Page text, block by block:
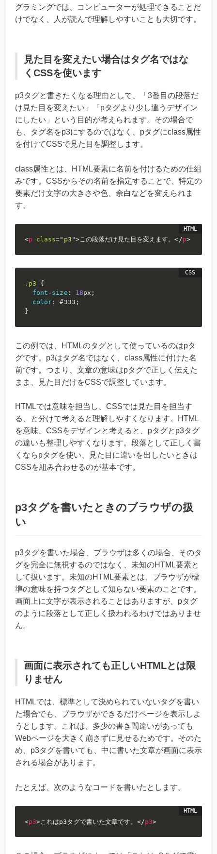
グラミングでは、コンピューターが処理できることだ
けでなく、人が読んで理解しやすいことも大切です。
見た目を変えたい場合はタグ名ではな
くCSSを使います
p3タグと書きたくなる理由として、「3番目の段落だ
け見た目を変えたい」「pタグより少し違うデザイン
にしたい」という目的が考えられます。その場合で
も、タグ名をp3にするのではなく、pタグにclass属性
を付けてCSSで見た目を調整します。
class属性とは、HTML要素に名前を付けるための仕組
みです。CSSからその名前を指定することで、特定の
要素だけ文字の大きさや色、余白などを変えられま
す。
<p class=" p3 ">この段落だけ見た目を変えます。</p>
.p3
{
font-size : 18px ;
color : #333 ;
}
この例では、HTMLのタグとして使っているのはpタ
グです。p3はタグ名ではなく、class属性に付けた名
前です。つまり、文章の意味はpタグで正しく伝えた
まま、見た目だけをCSSで調整しています。
HTMLでは意味を担当し、CSSでは見た目を担当す
る、と分けて考えると理解しやすくなります。HTML
を意味、CSSをデザインと考えると、pタグとp3タグ
の違いも整理しやすくなります。段落として正しく書
くならpタグを使い、見た目に違いを出したいときは
CSSを組み合わせるのが基本です。
p3タグを書いたときのブラウザの扱
い
p3タグを書いた場合、ブラウザは多くの場合、そのタ
グを完全に無視するのではなく、未知のHTML要素と
して扱います。未知のHTML要素とは、ブラウザが標
準の意味を持つタグとして知らない要素のことです。
画面上に文字が表示されることはありますが、pタグ
のように段落として正しく扱われるわけではありませ
ん。
画面に表示されても正しいHTMLとは限
りません
HTMLでは、標準として決められていないタグを書い
た場合でも、ブラウザができるだけページを表示しよ
うとします。これは、多少の書き間違いがあっても
Webページを大きく崩さずに見せるためです。そのた
め、p3タグを書いても、中に書いた文章が画面に表示
される場合があります。
たとえば、次のようなコードを書いたとします。
<p3>これはp3タグで書いた文章です。 </p3>